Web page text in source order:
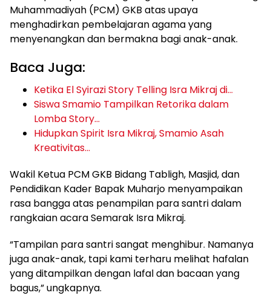
Muhammadiyah (PCM) GKB atas upaya
menghadirkan pembelajaran agama yang
menyenangkan dan bermakna bagi anak-anak.
Baca Juga:
Ketika El Syirazi Story Telling Isra Mikraj di…
Siswa Smamio Tampilkan Retorika dalam
Lomba Story…
Hidupkan Spirit Isra Mikraj, Smamio Asah
Kreativitas…
Wakil Ketua PCM GKB Bidang Tabligh, Masjid, dan
Pendidikan Kader Bapak Muharjo menyampaikan
rasa bangga atas penampilan para santri dalam
rangkaian acara Semarak Isra Mikraj.
“Tampilan para santri sangat menghibur. Namanya
juga anak-anak, tapi kami terharu melihat hafalan
yang ditampilkan dengan lafal dan bacaan yang
bagus,” ungkapnya.